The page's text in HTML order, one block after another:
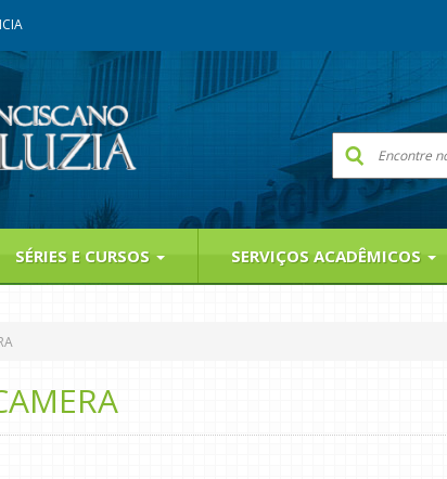
SÉRIES E CURSOS SERVIÇOS ACADÊMICOS